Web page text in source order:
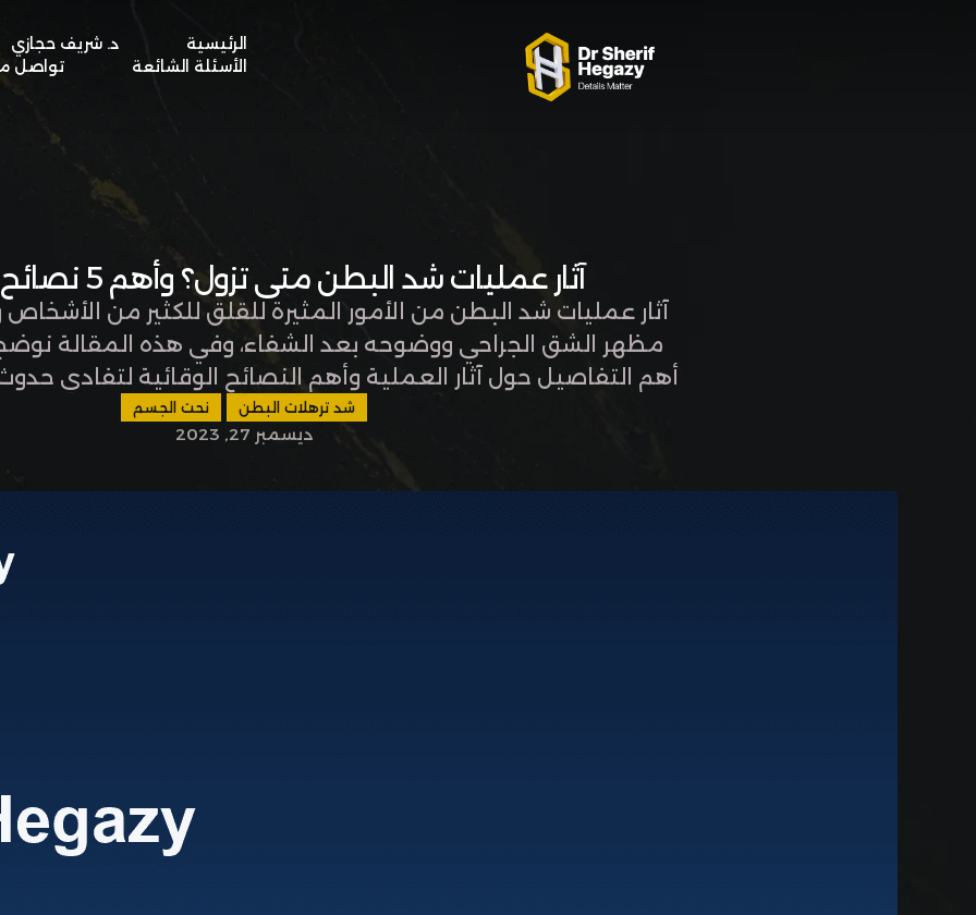
الرئيسية
د. شريف حجازي
الأسئلة الشائعة
تواصل
آثار عمليات شد البطن متى تزول؟ وأهم 5 نصائح للوقاية
آثار عمليات شد البطن من الأمور المثيرة للقلق للكثير من
مظهر الشق الجراحي ووضوحه بعد الشفاء، وفي هذه المقالة
أهم التفاصيل حول آثار العملية وأهم النصائح الوقائية لتفادي
مضاعفات أثناء التعافي وتفاصيل أخرى مهمة تتعرف عليها في
معنا من خلال …
شد ترهلات البطن نحت الجسم
ديسمبر 27, 2023